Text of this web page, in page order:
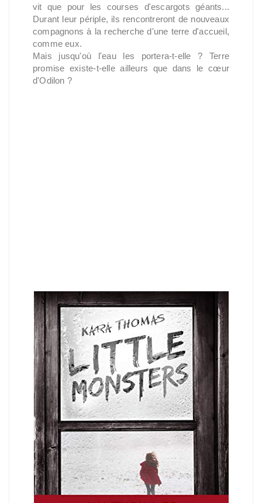
vit que pour les courses d'escargots géants...
Durant leur périple, ils rencontreront de nouveaux
compagnons à la recherche d'une terre d'accueil,
comme eux.
Mais jusqu'où l'eau les portera-t-elle ? Terre
promise existe-t-elle ailleurs que dans le cœur
d'Odilon ?